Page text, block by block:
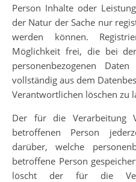
Person Inhalte oder
der Natur der Sache nur
werden können.
Möglichkeit frei, die bei der
personenbezogenen
vollständig aus dem
Verantwortlichen löschen zu
Der für die Verarbeitung
betroffenen Person
darüber, welche
betroffene Person
löscht der für die